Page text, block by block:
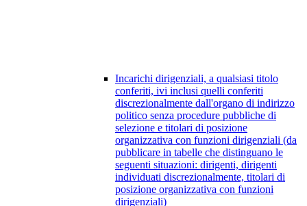
Incarichi dirigenziali, a qualsiasi titolo
conferiti, ivi inclusi quelli conferiti
discrezionalmente dall'organo di indirizzo
politico senza procedure pubbliche di
selezione e titolari di posizione
organizzativa con funzioni dirigenziali (da
pubblicare in tabelle che distinguano le
seguenti situazioni: dirigenti, dirigenti
individuati discrezionalmente, titolari di
posizione organizzativa con funzioni
dirigenziali)